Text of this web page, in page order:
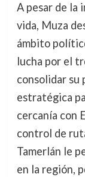
A pesar de la
vida, Muza
ámbito
lucha por el
consolidar su
estratégica
cercanía con
control de
Tamerlán le
en la región,